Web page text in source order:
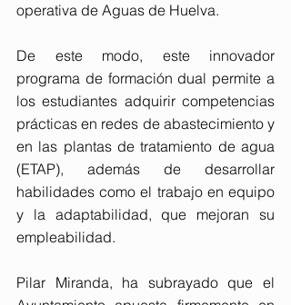
operativa de Aguas de Huelva.
De este modo, este innovador
programa de formación dual permite a
los estudiantes adquirir competencias
prácticas en redes de abastecimiento y
en las plantas de tratamiento de agua
(ETAP), además de desarrollar
habilidades como el trabajo en equipo
y la adaptabilidad, que mejoran su
empleabilidad.
Pilar Miranda, ha subrayado que el